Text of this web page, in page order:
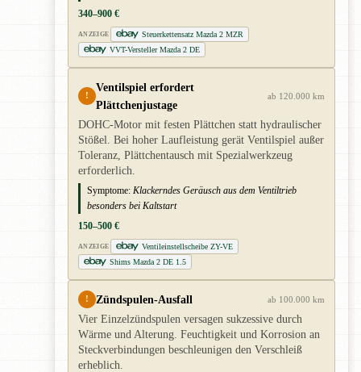
340–900 €
ANZEIGE
Steuerkettensatz Mazda 2 MZR
VVT-Versteller Mazda 2 DE
!
Ventilspiel erfordert
Plättchenjustage
ab 120.000 km
DOHC-Motor mit festen Plättchen statt hydraulischer
Stößel. Bei hoher Laufleistung gerät Ventilspiel außer
Toleranz, Plättchentausch mit Spezialwerkzeug
erforderlich.
Symptome: Klackerndes Geräusch aus dem Ventiltrieb
besonders bei Kaltstart
150–500 €
ANZEIGE
Ventileinstellscheibe ZY-VE
Shims Mazda 2 DE 1.5
! Zündspulen-Ausfall ab 100.000 km
Vier Einzelzündspulen versagen sukzessive durch
Wärme und Alterung. Feuchtigkeit und Korrosion an
Steckverbindungen beschleunigen den Verschleiß
erheblich.